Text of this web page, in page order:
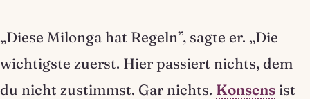
„Diese Milonga hat Regeln”, sagte er. „Die
wichtigste zuerst. Hier passiert nichts, dem
du nicht zustimmst. Gar nichts. Konsens ist